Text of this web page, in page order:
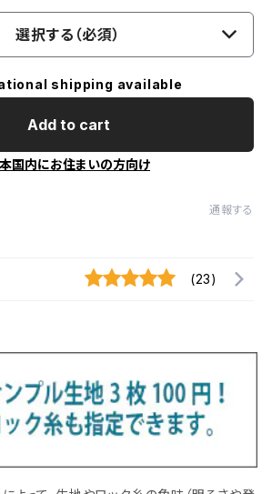
選択する（必須）
shipping available
Add to cart
国内にお住まいの方向け
通報する
(23)